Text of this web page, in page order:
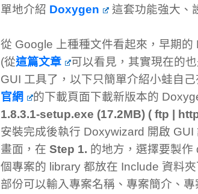
單地介紹 Doxygen 這套功能強大、
從 Google 上種種文件看起來，早期
(從這篇文章
可以看見，其實現在的
GUI 工具了，以下只簡單介紹小蛙自
官網
的下載頁面下載新版本的
1.8.3.1-setup.exe (17.2MB) ( ftp |
安裝完成後執行 Doxywizard 開啟
畫面，在 Step 1. 的地方，選擇要製
個專案的 library 都放在 Include 資料
部份可以輸入專案名稱、專案簡介、